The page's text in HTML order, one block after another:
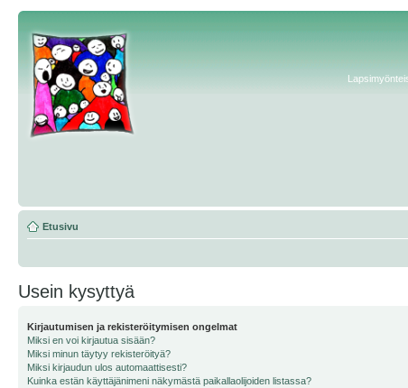
Etusivu
Usein kysyttyä
Kirjautumisen ja rekisteröitymisen ongelmat
Miksi en voi kirjautua sisään?
Miksi minun täytyy rekisteröityä?
Miksi kirjaudun ulos automaattisesti?
Kuinka estän käyttäjänimeni näkymästä paikallaolijoiden listassa?